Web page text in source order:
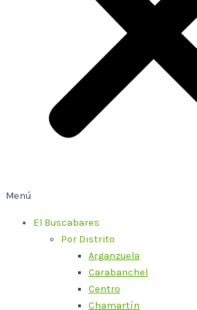
Menú
El Buscabares
Por Distrito
Arganzuela
Carabanchel
Centro
Chamartín